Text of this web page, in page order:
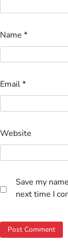
Name *
Email*
Website
Save my
next time I